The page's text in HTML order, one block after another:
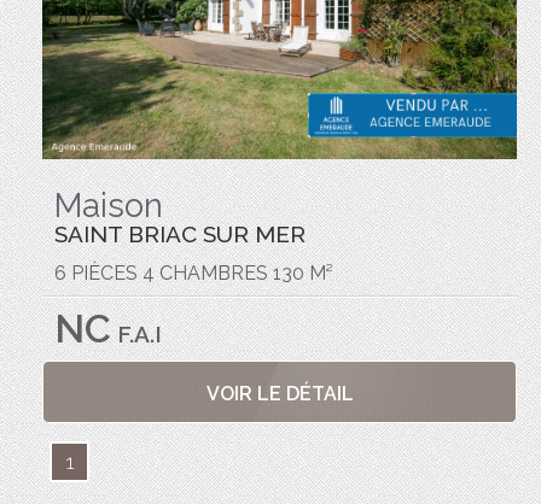
Maison
SAINT BRIAC SUR MER
6 PIÈCES 4 CHAMBRES 130 M²
NCF.A.I
VOIR LE DÉTAIL
1